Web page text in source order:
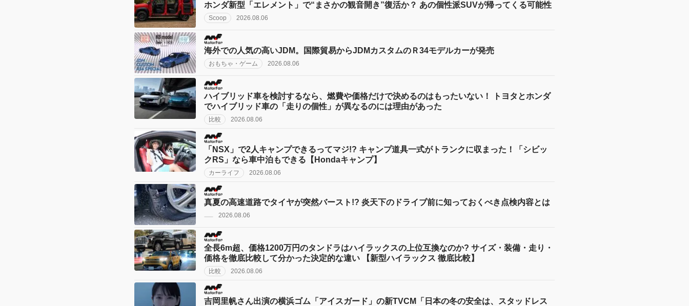
ホンダ新型「エレメント」で“まさかの観音開き”復活か？ あの個性派SUVが帰ってくる可能性
Scoop 2026.08.06
海外での人気の高いJDM。国際貿易からJDMカスタムのＲ34モデルカーが発売
おもちゃ・ゲーム 2026.08.06
ハイブリッド車を検討するなら、燃費や価格だけで決めるのはもったいない！ トヨタとホンダ
でハイブリッド車の「走りの個性」が異なるのには理由があった
比較 2026.08.06
「NSX」で2人キャンプできるってマジ!? キャンプ道具一式がトランクに収まった！「シビッ
クRS」なら車中泊もできる【Hondaキャンプ】
カーライフ 2026.08.06
真夏の高速道路でタイヤが突然バースト!? 炎天下のドライブ前に知っておくべき点検内容とは
2026.08.06
全長6m超、価格1200万円のタンドラはハイラックスの上位互換なのか? サイズ・装備・走り・
価格を徹底比較して分かった決定的な違い 【新型ハイラックス 徹底比較】
比較 2026.08.06
吉岡里帆さん出演の横浜ゴム「アイスガード」の新TVCM「日本の冬の安全は、スタッドレス